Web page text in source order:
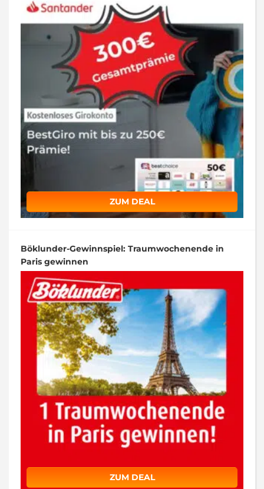
ZUM DEAL
Böklunder-Gewinnspiel: Traumwochenende in
Paris gewinnen
ZUM DEAL